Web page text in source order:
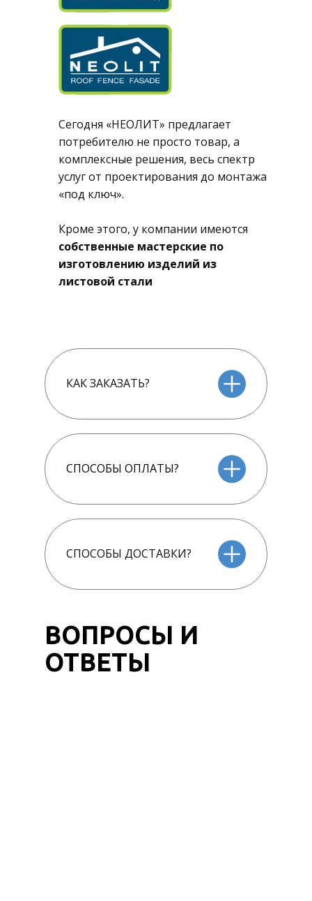
Сегодня «НЕОЛИТ» предлагает
потребителю не просто товар, а
комплексные решения, весь спектр
услуг от проектирования до монтажа
«под ключ».
Кроме этого, у компании имеются
собственные мастерские по
изготовлению изделий из
листовой стали
ВОПРОСЫ И
ОТВЕТЫ
КАК ЗАКАЗАТЬ?
СПОСОБЫ ОПЛАТЫ?
СПОСОБЫ ДОСТАВКИ?